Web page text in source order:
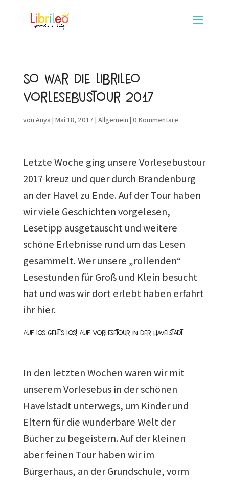
So war die Librileo
Vorlesebustour 2017
von Anya | Mai 18, 2017 | Allgemein | 0 Kommentare
Letzte Woche ging unsere Vorlesebustour
2017 kreuz und quer durch Brandenburg
an der Havel zu Ende. Auf der Tour haben
wir viele Geschichten vorgelesen,
Lesetipp ausgetauscht und weitere
schöne Erlebnisse rund um das Lesen
gesammelt. Wer unsere „rollenden“
Lesestunden für Groß und Klein besucht
hat und was wir dort erlebt haben erfahrt
ihr hier.
Auf Los geht’s los! Auf Vorlesetour in der Havelstadt
In den letzten Wochen waren wir mit
unserem Vorlesebus in der schönen
Havelstadt unterwegs, um Kinder und
Eltern für die wunderbare Welt der
Bücher zu begeistern. Auf der kleinen
aber feinen Tour haben wir im
Bürgerhaus, an der Grundschule, vorm